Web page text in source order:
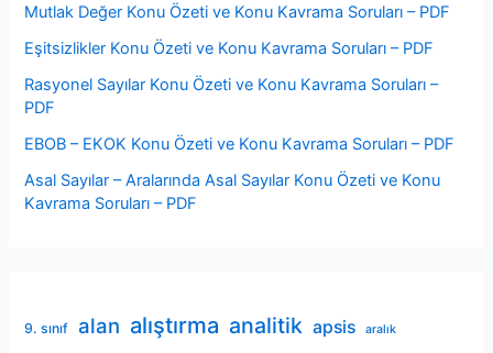
Mutlak Değer Konu Özeti ve Konu Kavrama Soruları – PDF
Eşitsizlikler Konu Özeti ve Konu Kavrama Soruları – PDF
Rasyonel Sayılar Konu Özeti ve Konu Kavrama Soruları –
PDF
EBOB – EKOK Konu Özeti ve Konu Kavrama Soruları – PDF
Asal Sayılar – Aralarında Asal Sayılar Konu Özeti ve Konu
Kavrama Soruları – PDF
9. sınıf alan alıştırma analitik apsis aralık